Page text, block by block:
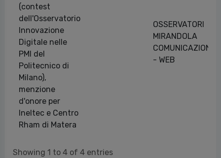
(contest
dell'Osservatorio
Innovazione
Digitale nelle
PMI del
Politecnico di
Milano),
menzione
d'onore per
Ineltec e Centro
Rham di Matera
OSSERVATORI
MIRANDOLA
COMUNICAZIONE
- WEB
Showing 1 to 4 of 4 entries